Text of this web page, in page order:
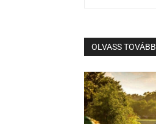
OLVASS TOVÁBB